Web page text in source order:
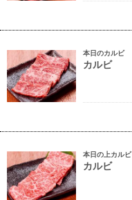
本日のカルビ
カルビ
本日の上カルビ
カルビ